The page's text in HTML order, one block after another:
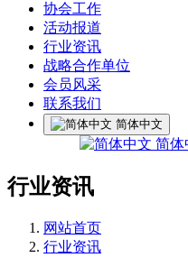
协会工作
活动报道
行业资讯
战略合作单位
会员风采
联系我们
简体中文
简体
行业资讯
网站首页
行业资讯